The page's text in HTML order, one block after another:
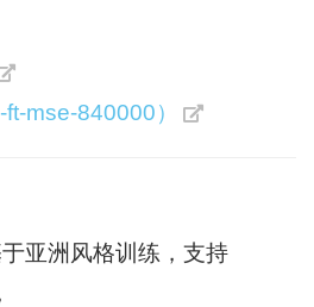
mse-840000）
亚洲风格训练，支持